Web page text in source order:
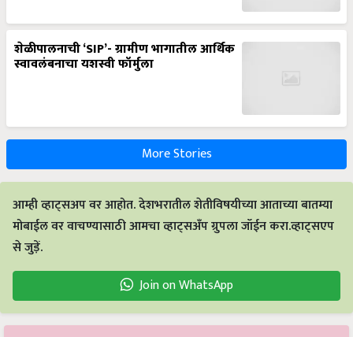
शेळीपालनाची ‘SIP’- ग्रामीण भागातील आर्थिक
स्वावलंबनाचा यशस्वी फॉर्मुला
More Stories
आम्ही व्हाट्सअप वर आहोत. देशभरातील शेतीविषयीच्या आताच्या बातम्या
मोबाईल वर वाचण्यासाठी आमचा व्हाट्सअँप ग्रुपला जॉईन करा.व्हाट्सएप
से जुड़ें.
Join on WhatsApp